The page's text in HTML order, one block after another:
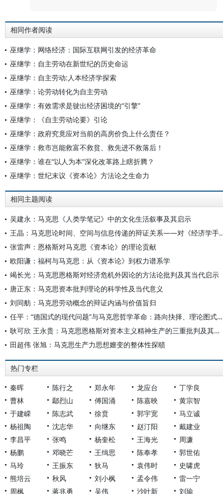
相同作者阅读
巫继学：网络经济：国际互联网引发的经济革命
巫继学：自主劳动在新世纪的历史命运
巫继学：自主劳动:人本经济学探索
巫继学：论劳动转化为自主劳动
巫继学：有效需求是驶出经济困境的“引擎”
巫继学：《自主劳动论要》引论
巫继学：政府究竟应对当前的高房价负上什么责任？
巫继学：救市岂能救富不救贫、救先进不救落后！
巫继学：谁在“以人为本”深化改革路上瞎折腾？
巫继学：世纪末议《资本论》方法论之生命力
相同主题阅读
吴建永：马克思《人类学笔记》中的文化生活叙事及其启示
王晶：马克思论时间、空间与信息传递的辩证关系
张雷声：恩格斯对马克思《资本论》的理论贡献
欧阳谦：福柯与马克思：从《资本论》到权力谱系学
竭长光：马克思恩格斯对经济危机外因论的方法论批判及其当代启示
唐正东：马克思资本批判理论的科学性及当代意义
刘同舫：马克思劳动概念的辩证内涵与价值旨归
任平：“德国式的现代问题”与马克思哲学革命：路向抉择、理论图式与当代意义
耿可欣 王永贵：马克思恩格斯对资本主义精神生产的三重批判及其现实意义
田超伟 张旭：马克思生产力思想嬗变的整体性探赜
热门专栏
秦晖 陈行之 郑永年 龙应台
丁学良
曹林
鄢烈山 傅国涌 陈嘉映
黄宗智
于建嵘
陈志武 徐贲 郭宇宽
马立诚
杨祖陶
沈志华 向继东 赵汀阳
戴建业
李昌平
张鸣 杨奎松 王海光
周濂
杨鹏
邓晓芒 王缉思 陈奉孝
郭世佑
马玲
王振东 狄马 袁伟时
史啸虎
熊培云
秋风 刘小枫 孟令伟
雷一宁
周枫
蒋兆勇 吴伟 沙叶新 刘瑜